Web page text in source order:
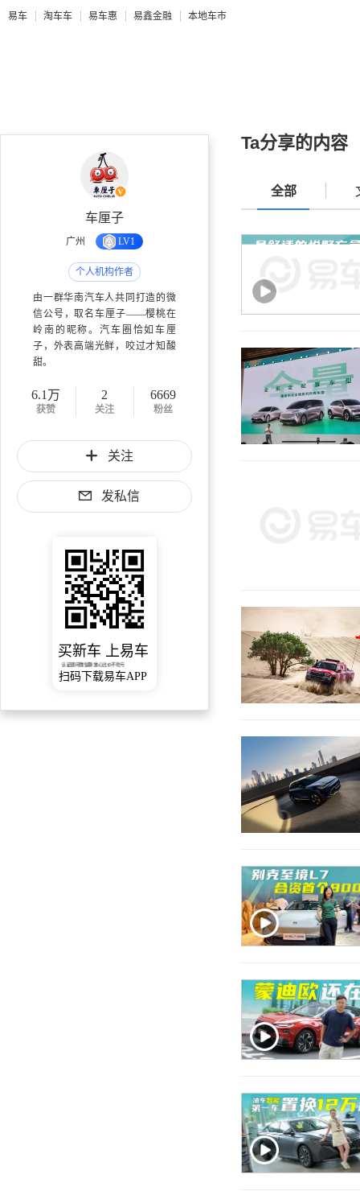
易车 淘车车 易车惠 易鑫金融 本地车市
车厘子
广州 LV1
个人机构作者
由一群华南汽车人共同打造的微
信公号，取名车厘子——樱桃在
岭南的昵称。汽车圈恰如车厘
子，外表高端光鲜，咬过才知酸
甜。
6.1万
获赞
2
关注
6669
粉丝
关注
发私信
买新车 上易车
认证顾问微信聊 放心比价不吃亏
扫码下载易车APP
Ta分享的内容
全部